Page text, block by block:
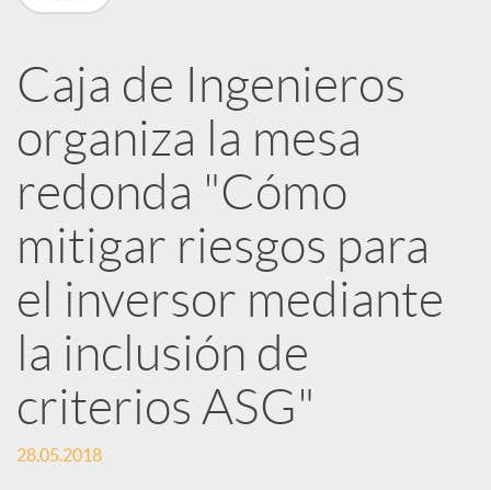
R
e
d
e
s
S
o
Caja de Ingenieros
organiza la mesa
redonda "Cómo
mitigar riesgos para
el inversor mediante
la inclusión de
criterios ASG"
28.05.2018